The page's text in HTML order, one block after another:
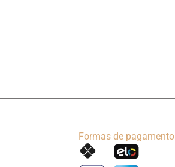
Formas de pagamento